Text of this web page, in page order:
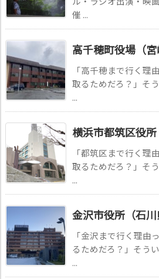
催 ...
高千穂町役場（宮
「高千穂まで行く理
取るためだろ？」そ
...
横浜市都筑区役所
「都筑区まで行く理
取るためだろ？」そ
...
金沢市役所（石川
「金沢まで行く理由
るためだろ？」そう
...